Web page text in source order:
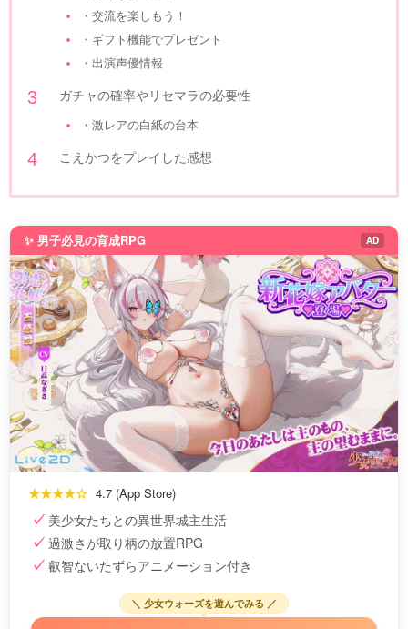
・交流を楽しもう！
・ギフト機能でプレゼント
・出演声優情報
ガチャの確率やリセマラの必要性
・激レアの白紙の台本
こえかつをプレイした感想
✨ 男子必見の育成RPG AD
★★★★☆ 4.7 (App Store)
美少女たちとの異世界城主生活
過激さが取り柄の放置RPG
叡智ないたずらアニメーション付き
＼ 少女ウォーズを遊んでみる ／